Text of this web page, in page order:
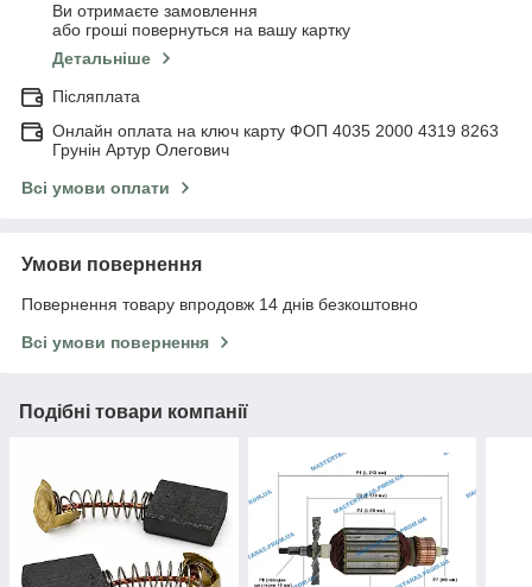
Ви отримаєте замовлення
або гроші повернуться на вашу картку
Детальніше
Післяплата
Онлайн оплата на ключ карту ФОП 4035 2000 4319 8263
Грунін Артур Олегович
Всі умови оплати
Умови повернення
Повернення товару впродовж 14 днів безкоштовно
Всі умови повернення
Подібні товари компанії